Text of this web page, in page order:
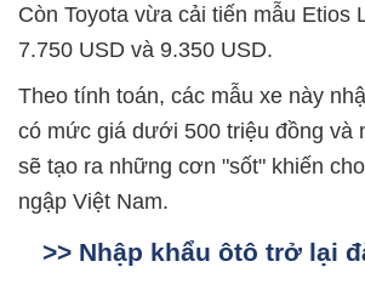
Còn Toyota vừa cải tiến mẫu Etios
7.750 USD và 9.350 USD.
Theo tính toán, các mẫu xe này
có mức giá dưới 500 triệu đồng và
sẽ tạo ra những cơn "sốt" khiến
ngập Việt Nam.
>> Nhập khẩu ôtô trở lại